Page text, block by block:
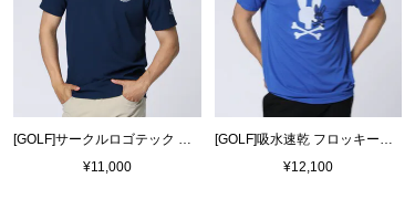
¥11,000
¥12,100